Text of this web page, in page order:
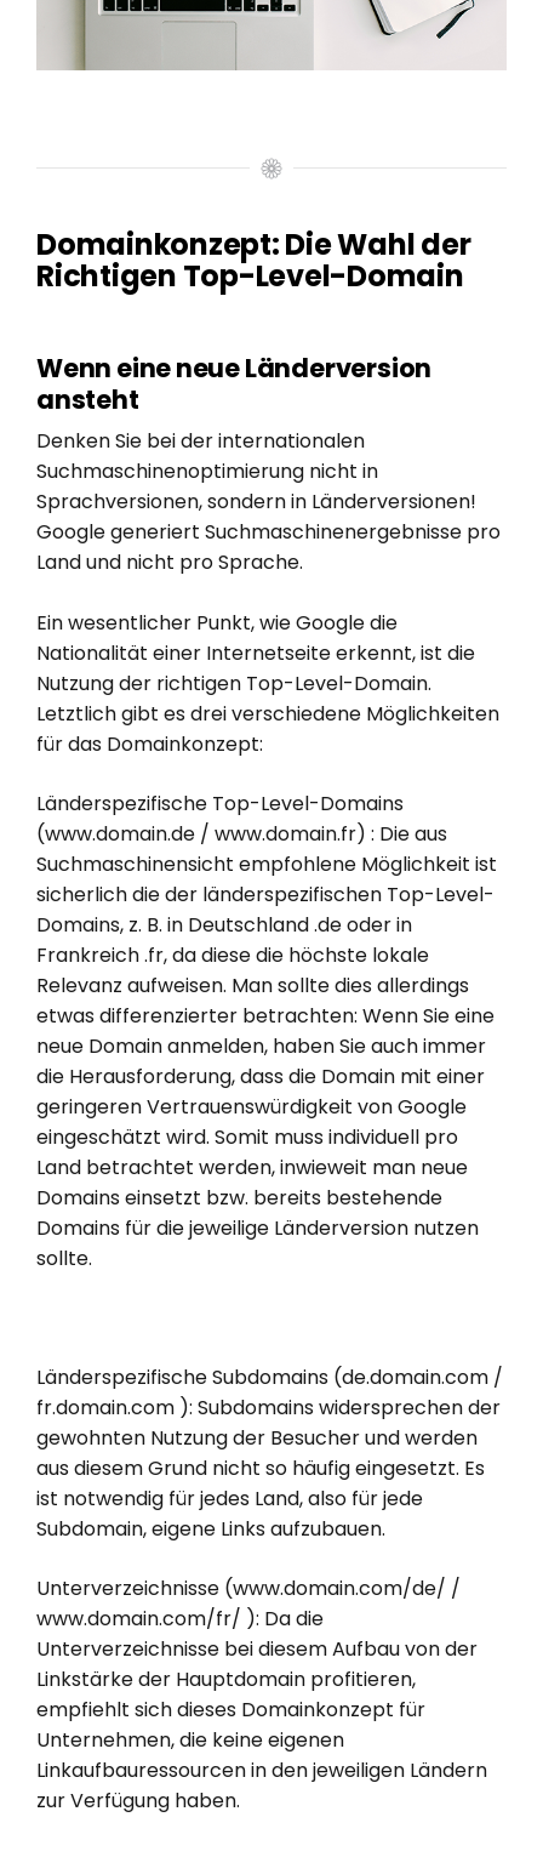
Domainkonzept: Die Wahl der
Richtigen Top-Level-Domain
Wenn eine neue Länderversion
ansteht
Denken Sie bei der internationalen
Suchmaschinenoptimierung nicht in
Sprachversionen, sondern in Länderversionen!
Google generiert Suchmaschinenergebnisse pro
Land und nicht pro Sprache.
Ein wesentlicher Punkt, wie Google die
Nationalität einer Internetseite erkennt, ist die
Nutzung der richtigen Top-Level-Domain.
Letztlich gibt es drei verschiedene Möglichkeiten
für das Domainkonzept:
Länderspezifische Top-Level-Domains
(www.domain.de / www.domain.fr) : Die aus
Suchmaschinensicht empfohlene Möglichkeit ist
sicherlich die der länderspezifischen Top-Level-
Domains, z. B. in Deutschland .de oder in
Frankreich .fr, da diese die höchste lokale
Relevanz aufweisen. Man sollte dies allerdings
etwas differenzierter betrachten: Wenn Sie eine
neue Domain anmelden, haben Sie auch immer
die Herausforderung, dass die Domain mit einer
geringeren Vertrauenswürdigkeit von Google
eingeschätzt wird. Somit muss individuell pro
Land betrachtet werden, inwieweit man neue
Domains einsetzt bzw. bereits bestehende
Domains für die jeweilige Länderversion nutzen
sollte.
Länderspezifische Subdomains (de.domain.com /
fr.domain.com ): Subdomains widersprechen der
gewohnten Nutzung der Besucher und werden
aus diesem Grund nicht so häufig eingesetzt. Es
ist notwendig für jedes Land, also für jede
Subdomain, eigene Links aufzubauen.
Unterverzeichnisse (www.domain.com/de/ /
www.domain.com/fr/ ): Da die
Unterverzeichnisse bei diesem Aufbau von der
Linkstärke der Hauptdomain profitieren,
empfiehlt sich dieses Domainkonzept für
Unternehmen, die keine eigenen
Linkaufbauressourcen in den jeweiligen Ländern
zur Verfügung haben.